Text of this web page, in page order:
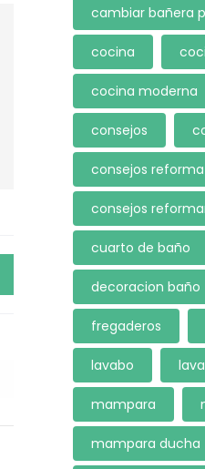
cambiar bañera
cocina
cocina moderna
consejos
consejos reforma
consejos
cuarto de baño
decoracion baño
fregaderos
lavabo
mampara
mampara ducha